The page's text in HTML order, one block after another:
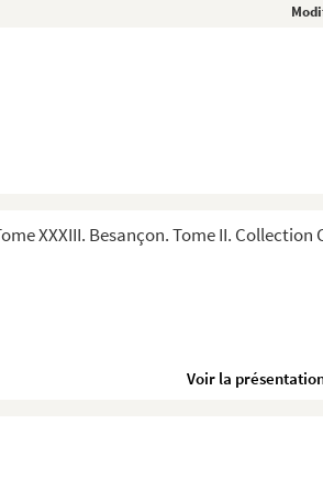
XXXIII. Besançon. Tome II. Collection